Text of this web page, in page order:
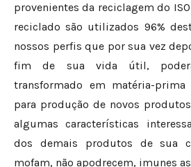
provenientes da reciclagem do
reciclado são utilizados 96%
nossos perfis que por sua vez
fim de sua vida útil,
transformado em matéria-prima
para produção de novos
algumas características
dos demais produtos de sua
mofam, não apodrecem, imunes